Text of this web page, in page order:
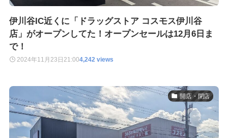
伊川谷IC近くに「ドラッグストア コスモス伊川谷
店」がオープンしてた！オープンセールは12月6日ま
で！
2024年11月23日 21:004,242 views
開店・閉店